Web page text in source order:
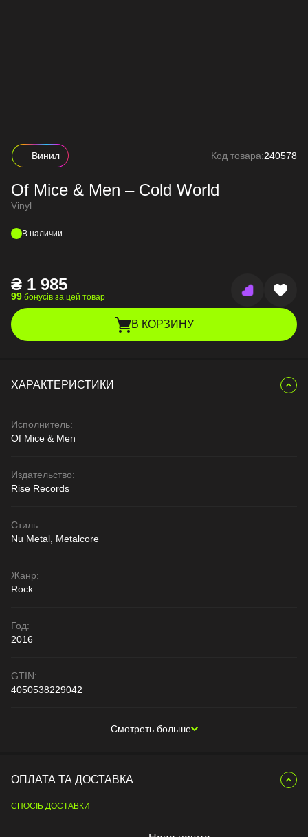
Винил Код товара:240578
Of Mice & Men – Cold World
Vinyl
В наличии
₴ 1 985
99 бонусів за цей товар
В КОРЗИНУ
ХАРАКТЕРИСТИКИ
Исполнитель:
Of Mice & Men
Издательство:
Rise Records
Стиль:
Nu Metal, Metalcore
Жанр:
Rock
Год:
2016
GTIN:
4050538229042
Смотреть больше
ОПЛАТА ТА ДОСТАВКА
СПОСІБ ДОСТАВКИ